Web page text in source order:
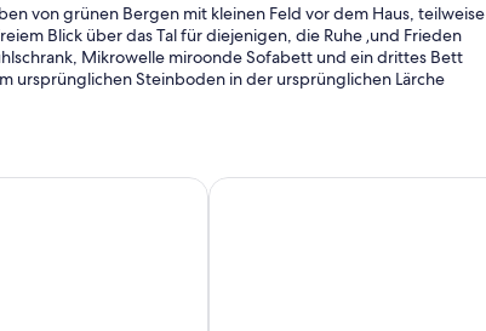
von grünen Bergen mit kleinen Feld vor dem Haus, teilweise
Blick über das Tal für diejenigen, die Ruhe ‚und Frieden
Mikrowelle miroonde Sofabett und ein drittes Bett
ursprünglichen Steinboden in der ursprünglichen Lärche
Mulino - Zimmer 3 La maison de Chantal 1.0